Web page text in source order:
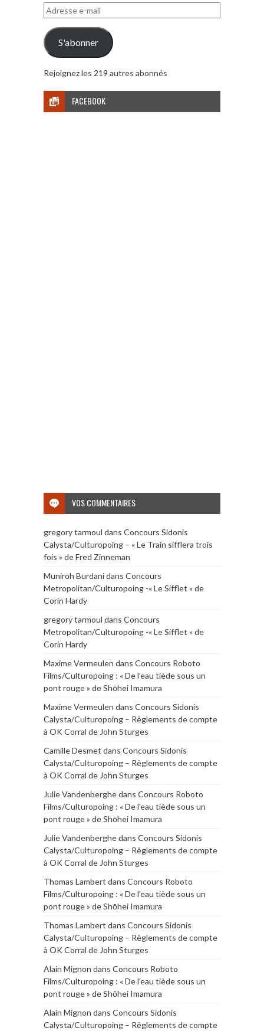
Adresse
e-
mail
S'abonner
Rejoignez les 219 autres abonnés
FACEBOOK
VOS COMMENTAIRES
gregory tarmoul dans Concours Sidonis
Calysta/Culturopoing – « Le Train sifflera trois
fois » de Fred Zinneman
Muniroh Burdanidans Concours
Metropolitan/Culturopoing -« Le Sifflet » de
Corin Hardy
gregory tarmoul dans Concours
Metropolitan/Culturopoing -« Le Sifflet » de
Corin Hardy
Maxime Vermeulen dans Concours Roboto
Films/Culturopoing : « De l’eau tiède sous un
pont rouge » de Shōhei Imamura
Maxime Vermeulen dans Concours Sidonis
Calysta/Culturopoing – Règlements de compte
à OK Corral de John Sturges
Camille Desmet dans Concours Sidonis
Calysta/Culturopoing – Règlements de compte
à OK Corral de John Sturges
Julie Vandenberghedans Concours Roboto
Films/Culturopoing : « De l’eau tiède sous un
pont rouge » de Shōhei Imamura
Julie Vandenberghedans Concours Sidonis
Calysta/Culturopoing – Règlements de compte
à OK Corral de John Sturges
Thomas Lambert dans Concours Roboto
Films/Culturopoing : « De l’eau tiède sous un
pont rouge » de Shōhei Imamura
Thomas Lambert dans Concours Sidonis
Calysta/Culturopoing – Règlements de compte
à OK Corral de John Sturges
Alain Mignon dans Concours Roboto
Films/Culturopoing : « De l’eau tiède sous un
pont rouge » de Shōhei Imamura
Alain Mignon dans Concours Sidonis
Calysta/Culturopoing – Règlements de compte